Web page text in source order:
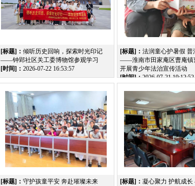
[标题]： 倾听历史回响，探索时光印记
——钟郢社区关工委博物馆参观学习
[时间]： 2026-07-22 16:53:57
[标题]： 法润童心护暑假 普
——淮南市田家庵区曹庵镇
开展青少年法治宣传活动
[时间]：2026-07-21 19:12:52
[标题]： 守护孩童平安 奔赴璀璨未来
[标题]： 凝心聚力 护航成